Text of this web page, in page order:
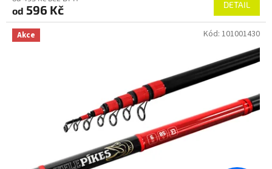
od 596 Kč DETAIL
Akce Kód: 101001430